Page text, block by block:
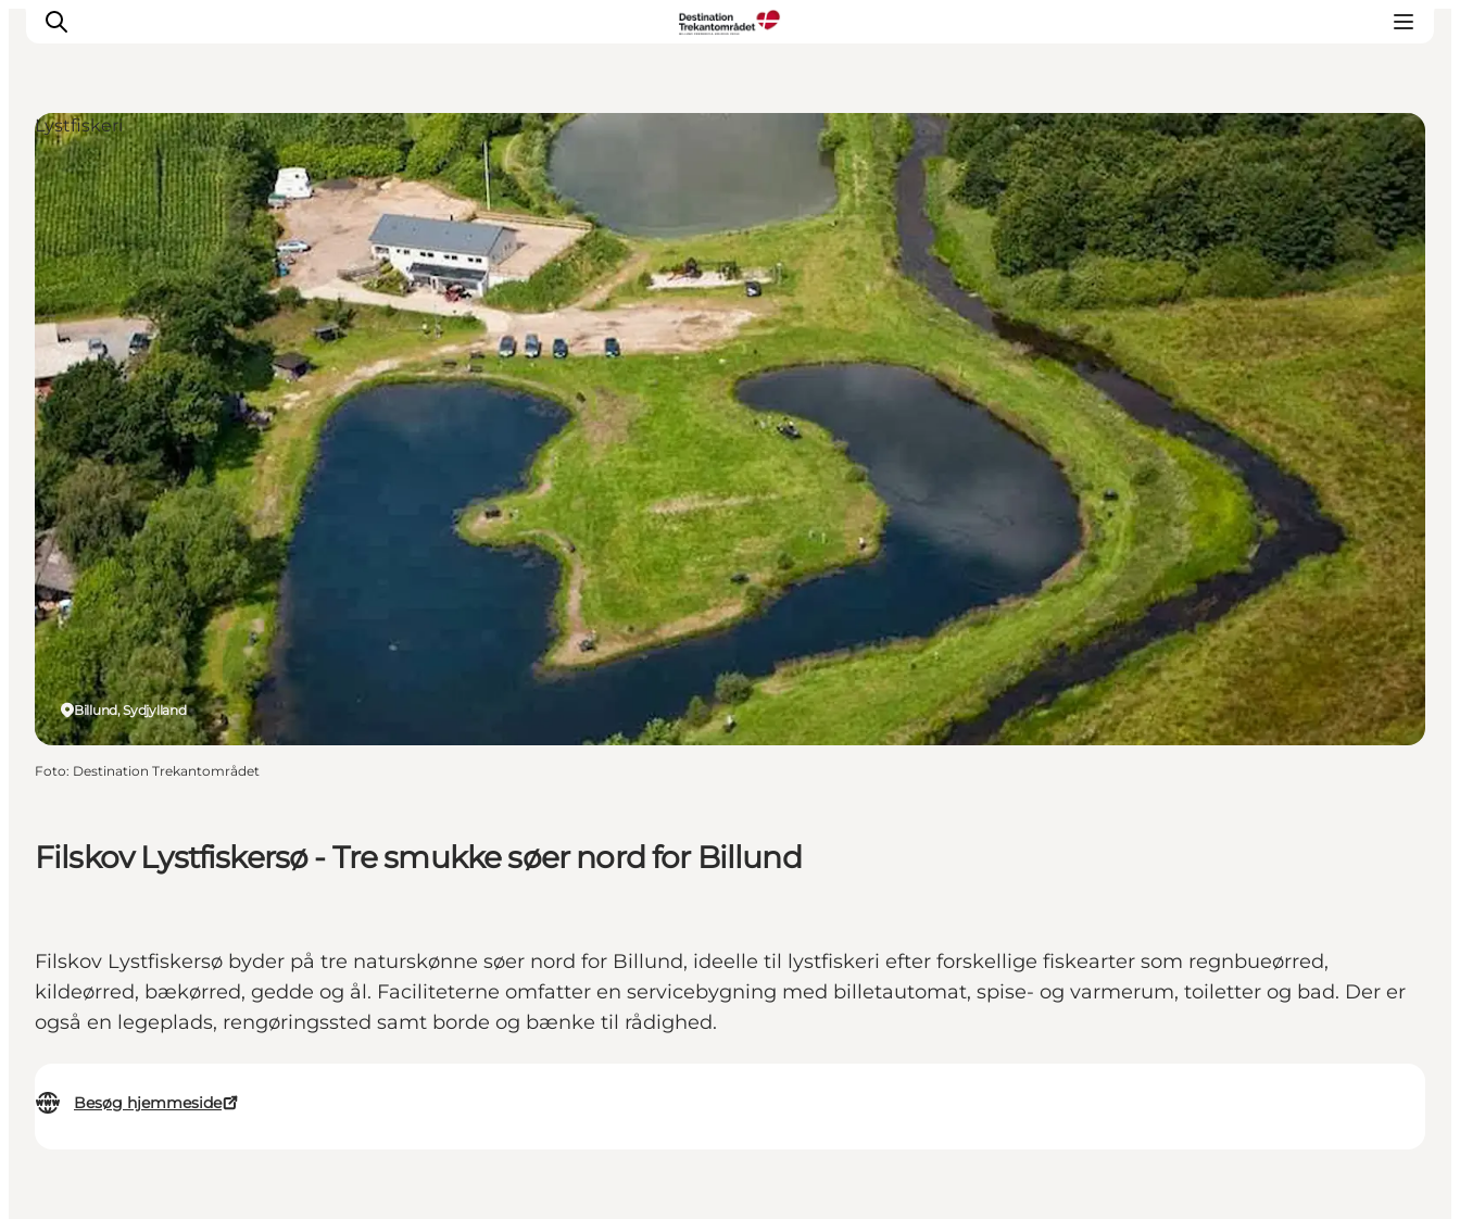
LEGOLAND® Billund Resort
Byer
Det sker
Overnatning
Planlæg din rejse
Køb
Filskov Lystfiskersø - Tre smukke søer nord for Billund
Filskov Lystfiskersø byder på tre naturskønne søer nord for Billund, ideelle til lystfiskeri efter forskellige fiskearter som regnbueørred,
kildeørred, bækørred, gedde og ål. Faciliteterne omfatter en servicebygning med billetautomat, spise- og varmerum, toiletter og bad. Der er
også en legeplads, rengøringssted samt borde og bænke til rådighed.
Besøg hjemmeside
Billund, Sydjylland
Lystfiskeri
Foto: Destination Trekantområdet